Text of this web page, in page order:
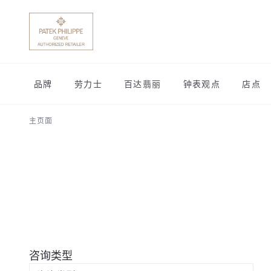
品牌 劳力士 百达翡丽 钟表观点 店点
主页面
咨询类型